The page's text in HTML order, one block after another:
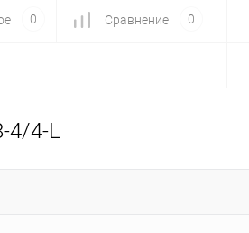
0 Сравнение 0
4/4-L